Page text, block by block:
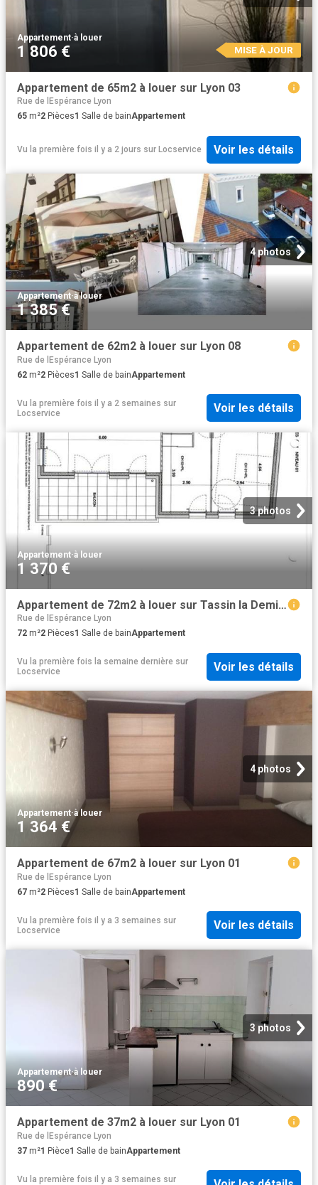
Appartement·à louer
1 806 € MISE À JOUR
Appartement de 65m2 à louer sur Lyon 03
Rue de lEspérance Lyon
65 m²2 Pièces1 Salle de bainAppartement
Vu la première fois il y a 2 jours sur Locservice Voir les détails
4 photos
Appartement·à louer
1 385 €
Appartement de 62m2 à louer sur Lyon 08
Rue de lEspérance Lyon
62 m²2 Pièces1 Salle de bainAppartement
Vu la première fois il y a 2 semaines sur
Locservice
Voir les détails
3 photos
Appartement·à louer
1 370 €
Appartement de 72m2 à louer sur Tassin la Demi Lune
Rue de lEspérance Lyon
72 m²2 Pièces1 Salle de bainAppartement
Vu la première fois la semaine dernière sur
Locservice
Voir les détails
4 photos
Appartement·à louer
1 364 €
Appartement de 67m2 à louer sur Lyon 01
Rue de lEspérance Lyon
67 m²2 Pièces1 Salle de bainAppartement
Vu la première fois il y a 3 semaines sur
Locservice
Voir les détails
3 photos
Appartement·à louer
890 €
Appartement de 37m2 à louer sur Lyon 01
Rue de lEspérance Lyon
37 m²1 Pièce1 Salle de bainAppartement
Vu la première fois il y a 3 semaines sur